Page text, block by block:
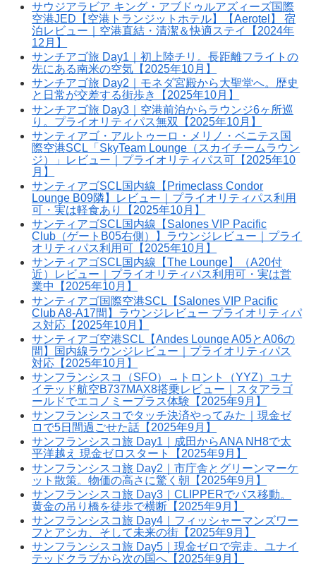
サウジアラビア キング・アブドゥルアズィーズ国際
空港JED【空港トランジットホテル】【Aerotel】 宿
泊レビュー｜空港直結・清潔＆快適ステイ【2024年
12月】
サンチアゴ旅 Day1｜初上陸チリ。長距離フライトの
先にある南米の空気【2025年10月】
サンチアゴ旅 Day2｜モネダ宮殿から大聖堂へ。歴史
と日常が交差する街歩き【2025年10月】
サンチアゴ旅 Day3｜空港前泊からラウンジ6ヶ所巡
り。プライオリティパス無双【2025年10月】
サンティアゴ・アルトゥーロ・メリノ・ベニテス国
際空港SCL「SkyTeam Lounge（スカイチームラウン
ジ）」レビュー｜プライオリティパス可【2025年10
月】
サンティアゴSCL国内線【Primeclass Condor
Lounge B09隣】レビュー｜プライオリティパス利用
可・実は軽食あり【2025年10月】
サンティアゴSCL国内線【Salones VIP Pacific
Club（ゲートB05右側）】ラウンジレビュー｜プライ
オリティパス利用可【2025年10月】
サンティアゴSCL国内線【The Lounge】（A20付
近）レビュー｜プライオリティパス利用可・実は営
業中【2025年10月】
サンティアゴ国際空港SCL【Salones VIP Pacific
Club A8-A17間】ラウンジレビュー プライオリティパ
ス対応【2025年10月】
サンティアゴ空港SCL【Andes Lounge A05とA06の
間】国内線ラウンジレビュー｜プライオリティパス
対応【2025年10月】
サンフランシスコ（SFO）→トロント（YYZ）ユナ
イテッド航空B737MAX8搭乗レビュー｜スタアラゴ
ールドでエコノミープラス体験【2025年9月】
サンフランシスコでタッチ決済やってみた｜現金ゼ
ロで5日間過ごせた話【2025年9月】
サンフランシスコ旅 Day1｜成田からANA NH8で太
平洋越え 現金ゼロスタート【2025年9月】
サンフランシスコ旅 Day2｜市庁舎とグリーンマーケ
ット散策。物価の高さに驚く朝【2025年9月】
サンフランシスコ旅 Day3｜CLIPPERでバス移動。
黄金の吊り橋を徒歩で横断【2025年9月】
サンフランシスコ旅 Day4｜フィッシャーマンズワー
フとアシカ、そして未来の街【2025年9月】
サンフランシスコ旅 Day5｜現金ゼロで完走。ユナイ
テッドクラブから次の国へ【2025年9月】